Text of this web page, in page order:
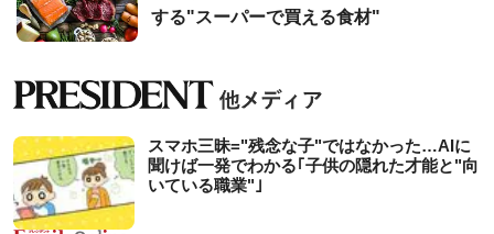
する"スーパーで買える食材"
スマホ三昧="残念な子"ではなかった…AIに
聞けば一発でわかる｢子供の隠れた才能と"向
いている職業"｣